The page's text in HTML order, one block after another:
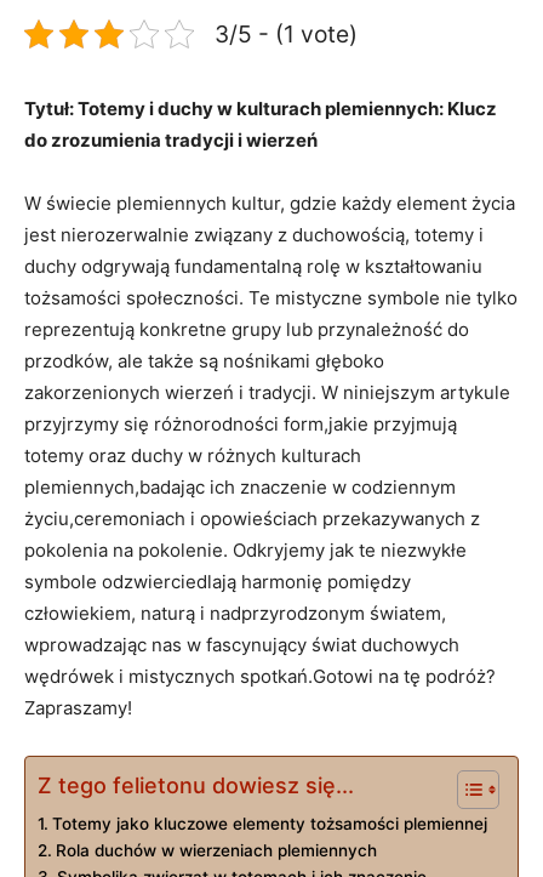
3/5 - (1 vote)
Tytuł: Totemy i duchy w kulturach plemiennych: Klucz
do zrozumienia tradycji i wierzeń
W świecie plemiennych kultur, gdzie każdy element życia
jest nierozerwalnie związany z duchowością, totemy i
duchy odgrywają fundamentalną rolę w kształtowaniu
tożsamości społeczności. Te mistyczne symbole nie tylko
reprezentują konkretne grupy lub przynależność do
przodków, ale także są nośnikami głęboko
zakorzenionych wierzeń i tradycji. W niniejszym artykule
przyjrzymy się różnorodności form,jakie przyjmują
totemy oraz duchy w różnych kulturach
plemiennych,badając ich znaczenie w codziennym
życiu,ceremoniach i opowieściach przekazywanych z
pokolenia na pokolenie. Odkryjemy jak te niezwykłe
symbole odzwierciedlają harmonię pomiędzy
człowiekiem, naturą i nadprzyrodzonym światem,
wprowadzając nas w fascynujący świat duchowych
wędrówek i mistycznych spotkań.Gotowi na tę podróż?
Zapraszamy!
Z tego felietonu dowiesz się...
Totemy jako kluczowe elementy tożsamości plemiennej
Rola duchów w wierzeniach plemiennych